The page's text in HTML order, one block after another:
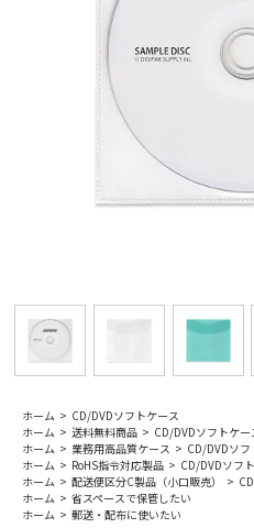
ホーム > CD/DVDソフトケース
ホーム > 送料無料商品 > CD/DVDソフトケー
ホーム > 業務用高品質ケース > CD/DVDソフ
ホーム > RoHS指令対応製品 > CD/DVDソフ
ホーム > 配送便区分C製品（小口販売） >
ホーム > 省スペースで保管したい
ホーム > 郵送・配布に使いたい